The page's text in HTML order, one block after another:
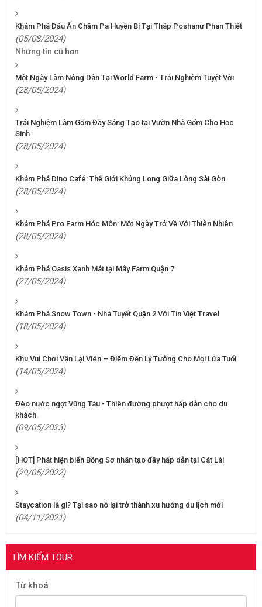
Khám Phá Dấu Ấn Chăm Pa Huyền Bí Tại Tháp Poshanư Phan Thiết
(05/08/2024)
Những tin cũ hơn
Một Ngày Làm Nông Dân Tại World Farm - Trải Nghiệm Tuyệt Vời
(28/05/2024)
Trải Nghiệm Làm Gốm Đầy Sáng Tạo tại Vườn Nhà Gốm Cho Học
Sinh
(28/05/2024)
Khám Phá Dino Café: Thế Giới Khủng Long Giữa Lòng Sài Gòn
(28/05/2024)
Khám Phá Pro Farm Hóc Môn: Một Ngày Trở Về Với Thiên Nhiên
(28/05/2024)
Khám Phá Oasis Xanh Mát tại Mây Farm Quận 7
(27/05/2024)
Khám Phá Snow Town - Nhà Tuyết Quận 2 Với Tín Việt Travel
(18/05/2024)
Khu Vui Chơi Vân Lại Viên – Điểm Đến Lý Tưởng Cho Mọi Lứa Tuổi
(14/05/2024)
Đèo nước ngọt Vũng Tàu - Thiên đường phượt hấp dẫn cho du
khách.
(09/05/2023)
[HOT] Phát hiện biển Bồng Sơ nhân tạo đầy hấp dẫn tại Cát Lái
(29/05/2022)
Staycation là gì? Tại sao nó lại trở thành xu hướng du lịch mới
(04/11/2021)
TÌM KIẾM TOUR
Từ khoá